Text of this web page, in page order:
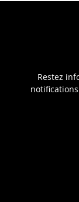
Restez